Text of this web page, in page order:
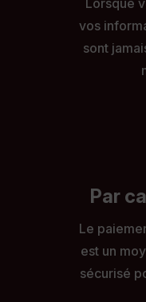
vos
sont
Par
Le
est un
sécurisé